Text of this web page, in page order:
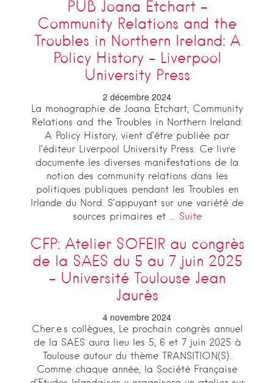
PUB Joana Etchart –
Community Relations and the
Troubles in Northern Ireland: A
Policy History – Liverpool
University Press
2 décembre 2024
La monographie de Joana Etchart, Community
Relations and the Troubles in Northern Ireland:
A Policy History, vient d’être publiée par
l’éditeur Liverpool University Press. Ce livre
documente les diverses manifestations de la
notion des community relations dans les
politiques publiques pendant les Troubles en
Irlande du Nord. S’appuyant sur une variété de
sources primaires et … Suite
CFP: Atelier SOFEIR au congrès
de la SAES du 5 au 7 juin 2025
– Université Toulouse Jean
Jaurès
4 novembre 2024
Cher.e.s collègues, Le prochain congrès annuel
de la SAES aura lieu les 5, 6 et 7 juin 2025 à
Toulouse autour du thème TRANSITION(S).
Comme chaque année, la Société Française